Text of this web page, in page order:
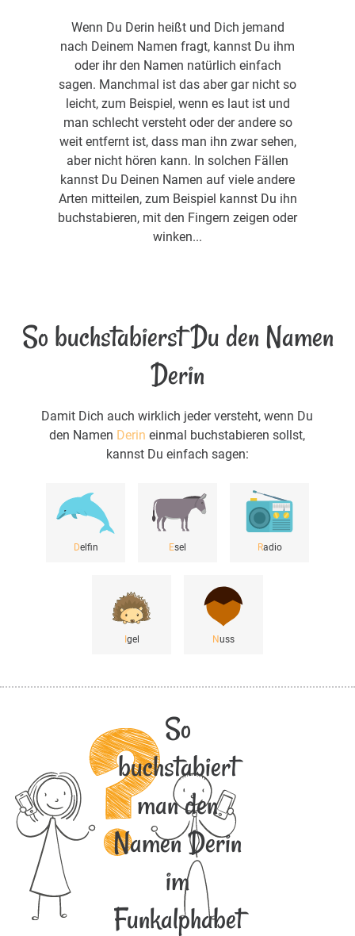
Wenn Du Derin heißt und Dich jemand
nach Deinem Namen fragt, kannst Du ihm
oder ihr den Namen natürlich einfach
sagen. Manchmal ist das aber gar nicht so
leicht, zum Beispiel, wenn es laut ist und
man schlecht versteht oder der andere so
weit entfernt ist, dass man ihn zwar sehen,
aber nicht hören kann. In solchen Fällen
kannst Du Deinen Namen auf viele andere
Arten mitteilen, zum Beispiel kannst Du ihn
buchstabieren, mit den Fingern zeigen oder
winken...
So buchstabierst Du den Namen
Derin
Damit Dich auch wirklich jeder versteht, wenn Du
den Namen Derin einmal buchstabieren sollst,
kannst Du einfach sagen:
Delfin Esel Radio
Igel Nuss
So
buchstabiert
man den
Namen Derin
im
Funkalphabet